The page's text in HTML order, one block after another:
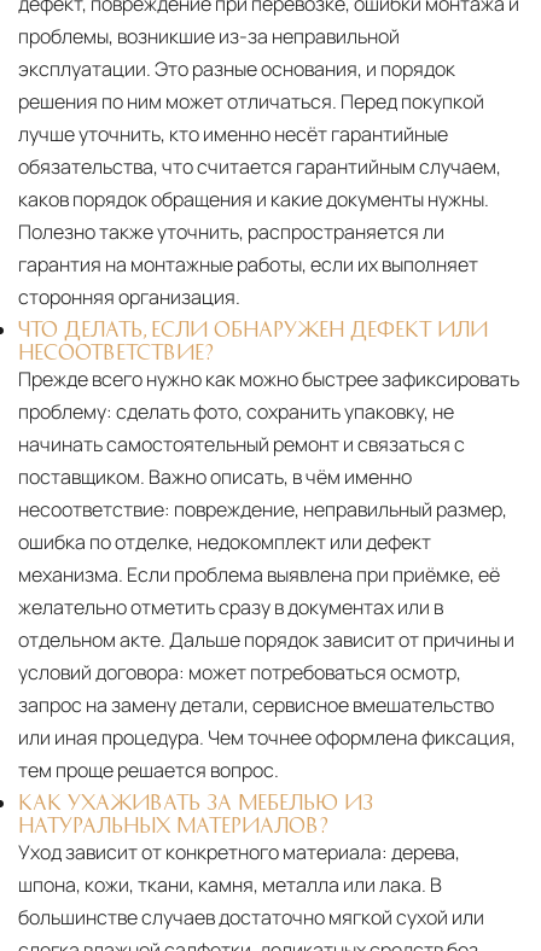
проблемы, возникшие из-за неправильной
эксплуатации. Это разные основания, и порядок
решения по ним может отличаться. Перед покупкой
лучше уточнить, кто именно несёт гарантийные
обязательства, что считается гарантийным случаем,
каков порядок обращения и какие документы нужны.
Полезно также уточнить, распространяется ли
гарантия на монтажные работы, если их выполняет
сторонняя организация.
ЧТО ДЕЛАТЬ, ЕСЛИ ОБНАРУЖЕН ДЕФЕКТ ИЛИ
НЕСООТВЕТСТВИЕ?
Прежде всего нужно как можно быстрее зафиксировать
проблему: сделать фото, сохранить упаковку, не
начинать самостоятельный ремонт и связаться с
поставщиком. Важно описать, в чём именно
несоответствие: повреждение, неправильный размер,
ошибка по отделке, недокомплект или дефект
механизма. Если проблема выявлена при приёмке, её
желательно отметить сразу в документах или в
отдельном акте. Дальше порядок зависит от причины и
условий договора: может потребоваться осмотр,
запрос на замену детали, сервисное вмешательство
или иная процедура. Чем точнее оформлена фиксация,
тем проще решается вопрос.
КАК УХАЖИВАТЬ ЗА МЕБЕЛЬЮ ИЗ
НАТУРАЛЬНЫХ МАТЕРИАЛОВ?
Уход зависит от конкретного материала: дерева,
шпона, кожи, ткани, камня, металла или лака. В
большинстве случаев достаточно мягкой сухой или